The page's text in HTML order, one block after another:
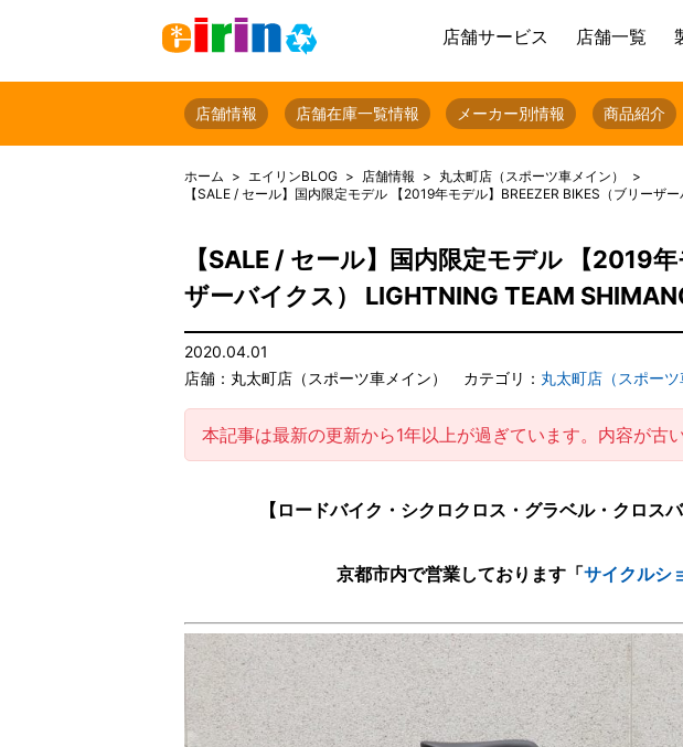
店舗サービス 店舗一覧
店舗情報 店舗在庫一覧情報 メーカー別情報 商品紹介
ホーム エイリンBLOG 店舗情報
丸太町店（スポーツ車メイン）
【SALE / セール】国内限定モデル 【2019年モデル】BREEZER BIKES（ブリー
【SALE / セール】国内限定モデル 【2019
ザーバイクス） LIGHTNING TEAM
2020.04.01
店舗：丸太町店（スポーツ車メイン）
カテゴリ： 丸太町店（スポーツ
本記事は最新の更新から1年以上が過ぎています。内容が古
【ロードバイク・シクロクロス・グラベル・クロス
京都市内で営業しております「サイクルシ